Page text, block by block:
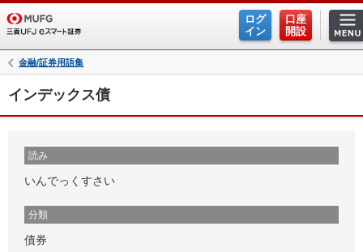
ログ
イン
口座
開設
金融/証券用語集
インデックス債
読み
いんでっくすさい
分類
債券